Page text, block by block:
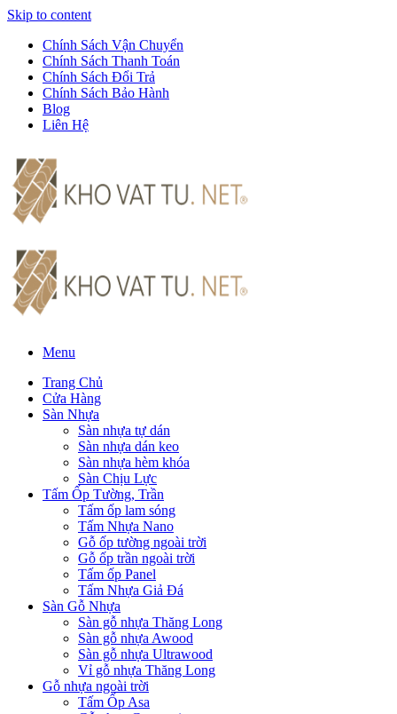
Skip to content
Chính Sách Vận Chuyển
Chính Sách Thanh Toán
Chính Sách Đổi Trả
Chính Sách Bảo Hành
Blog
Liên Hệ
Menu
Trang Chủ
Cửa Hàng
Sàn Nhựa
Sàn nhựa tự dán
Sàn nhựa dán keo
Sàn nhựa hèm khóa
Sàn Chịu Lực
Tấm Ốp Tường, Trần
Tấm ốp lam sóng
Tấm Nhựa Nano
Gỗ ốp tường ngoài trời
Gỗ ốp trần ngoài trời
Tấm ốp Panel
Tấm Nhựa Giả Đá
Sàn Gỗ Nhựa
Sàn gỗ nhựa Thăng Long
Sàn gỗ nhựa Awood
Sàn gỗ nhựa Ultrawood
Vỉ gỗ nhựa Thăng Long
Gỗ nhựa ngoài trời
Tấm Ốp Asa